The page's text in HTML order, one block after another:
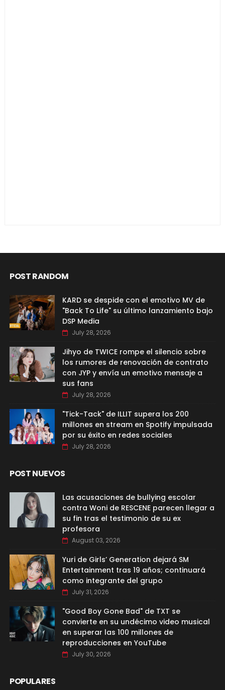
POST RANDOM
KARD se despide con el emotivo MV de
"Back To Life" su último lanzamiento bajo
DSP Media
July 28, 2026
Jihyo de TWICE rompe el silencio sobre
los rumores de renovación de contrato
con JYP y envía un emotivo mensaje a
sus fans
July 28, 2026
"Tick-Tack" de ILLIT supera los 200
millones en stream en Spotify impulsada
por su éxito en redes sociales
July 28, 2026
POST NUEVOS
Las acusaciones de bullying escolar
contra Woni de RESCENE parecen llegar a
su fin tras el testimonio de su ex
profesora
August 03, 2026
Yuri de Girls’ Generation dejará SM
Entertainment tras 19 años; continuará
como integrante del grupo
July 31, 2026
"Good Boy Gone Bad" de TXT se
convierte en su undécimo video musical
en superar las 100 millones de
reproducciones en YouTube
July 30, 2026
POPULARES